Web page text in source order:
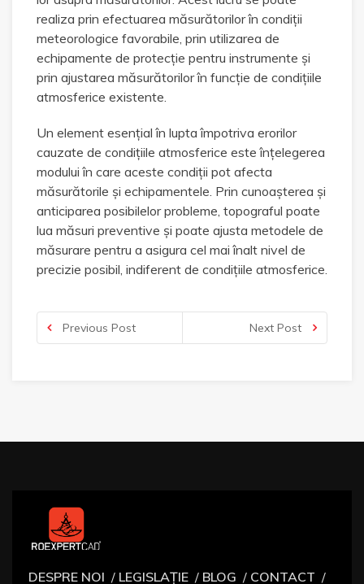
realiza prin efectuarea măsurătorilor în condiții
meteorologice favorabile, prin utilizarea de
echipamente de protecție pentru instrumente și
prin ajustarea măsurătorilor în funcție de condițiile
atmosferice existente.
Un element esențial în lupta împotriva erorilor
cauzate de condițiile atmosferice este înțelegerea
modului în care aceste condiții pot afecta
măsurătorile și echipamentele. Prin cunoașterea și
anticiparea posibilelor probleme, topograful poate
lua măsuri preventive și poate ajusta metodele de
măsurare pentru a asigura cel mai înalt nivel de
precizie posibil, indiferent de condițiile atmosferice.
Previous Post Next Post
DESPRE NOI LEGISLAȚIE BLOG CONTACT